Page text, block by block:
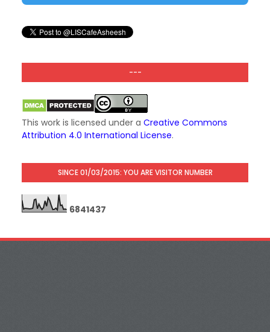
---
This work is licensed under a Creative Commons
Attribution 4.0 International License.
SINCE 01/03/2015: YOU ARE VISITOR NUMBER
6841437